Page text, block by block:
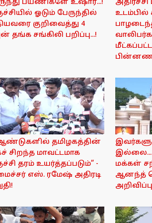
பயணிகளே உஷார்...!
ஓடும் பேருந்தில்
குறிவைத்து 4
தங்க சங்கிலி பறிப்பு...!
உடம்பில்
மீட்கப்பட்ட
ஆண்டுகளில் தமிழகத்தின்
சிறந்த மாவட்டமாக
தரம் உயர்த்தப்படும்” -
எஸ். ரமேஷ் அதிரடி
இல்லை...
மக்கள்
ஆனந்த்